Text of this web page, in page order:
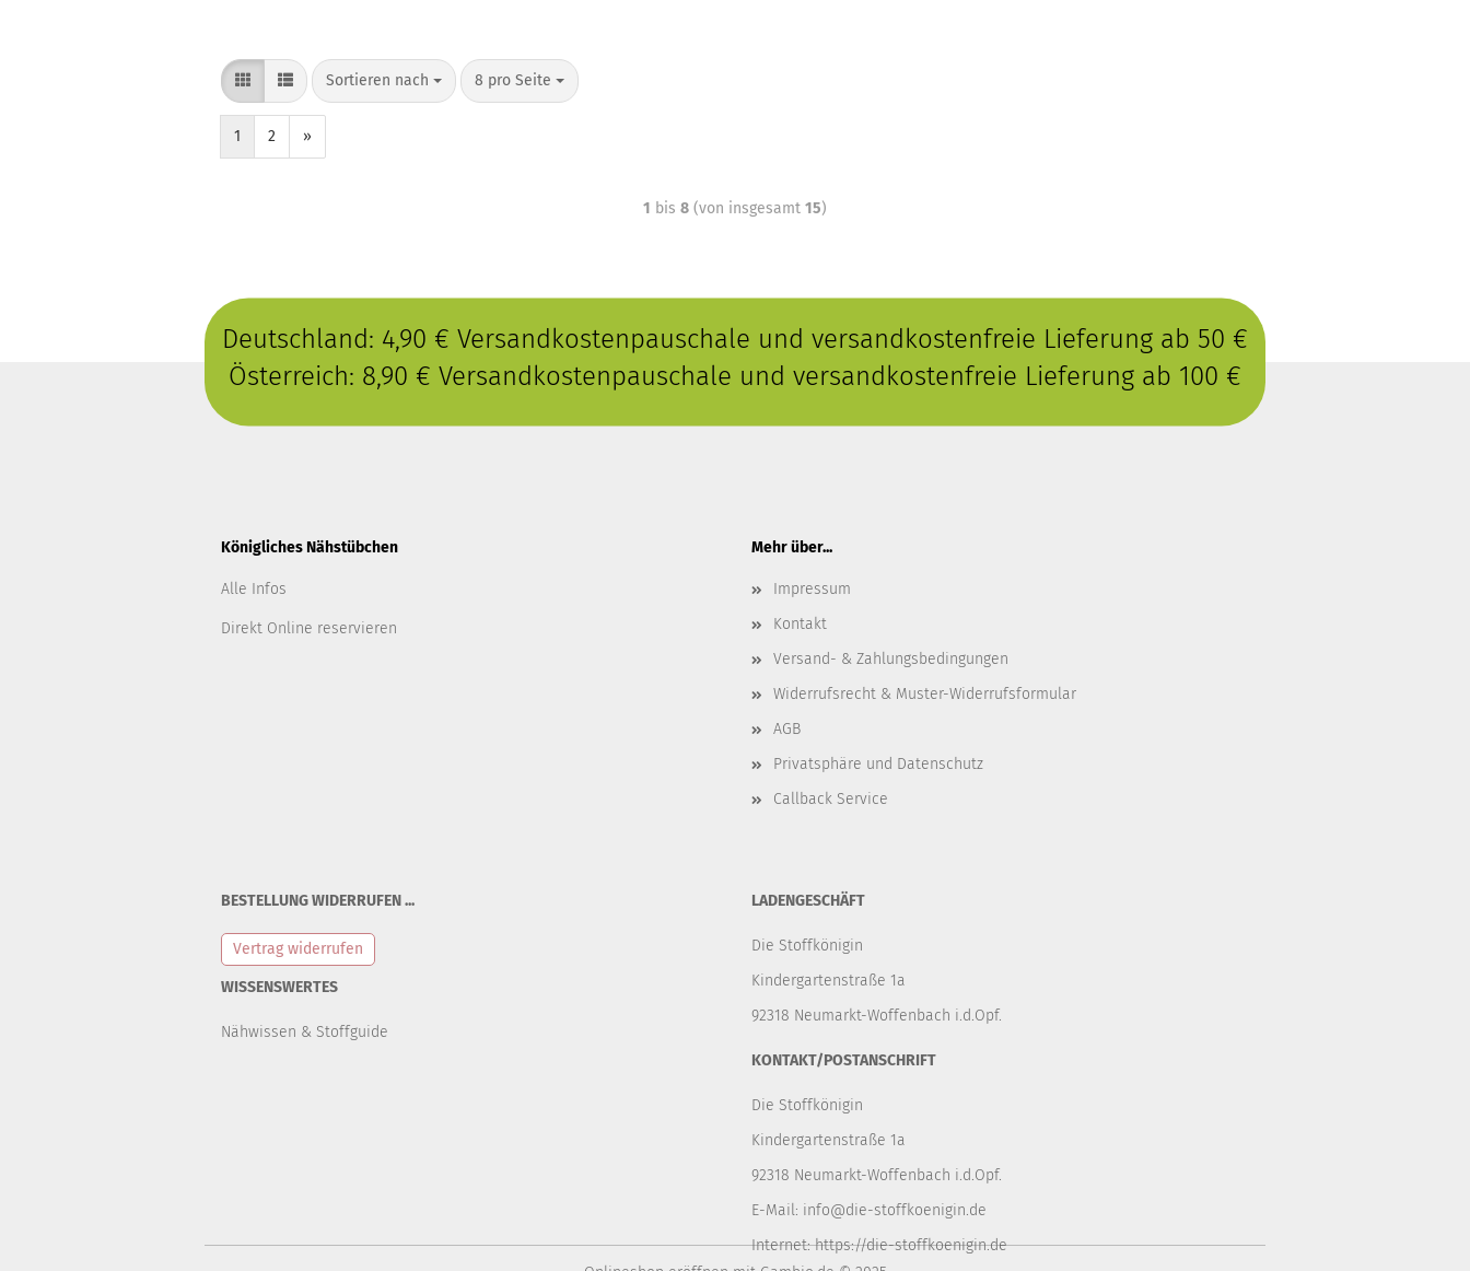
Sortieren nach 8 pro Seite
1 2 »
1 bis 8 (von insgesamt 15)
Deutschland: 4,90 € Versandkostenpauschale und versandkostenfreie Lieferung ab 50 €
Österreich: 8,90 € Versandkostenpauschale und versandkostenfreie Lieferung ab 100 €
Königliches Nähstübchen
Alle Infos
Direkt Online reservieren
Mehr über...
Impressum
Kontakt
Versand- & Zahlungsbedingungen
Widerrufsrecht & Muster-Widerrufsformular
AGB
Privatsphäre und Datenschutz
Callback Service
BESTELLUNG WIDERRUFEN ...
Vertrag widerrufen
WISSENSWERTES
Nähwissen & Stoffguide
LADENGESCHÄFT
Die Stoffkönigin
Kindergartenstraße 1a
92318 Neumarkt-Woffenbach i.d.Opf.
KONTAKT/POSTANSCHRIFT
Die Stoffkönigin
Kindergartenstraße 1a
92318 Neumarkt-Woffenbach i.d.Opf.
E-Mail: info@die-stoffkoenigin.de
Internet:https://die-stoffkoenigin.de